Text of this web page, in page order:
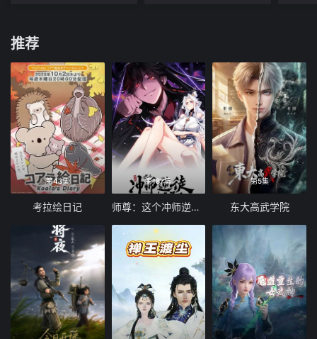
推荐
第43集
考拉绘日记
第187集
师尊：这个冲师逆徒才不是圣子 动态漫画
第5集
东大高武学院